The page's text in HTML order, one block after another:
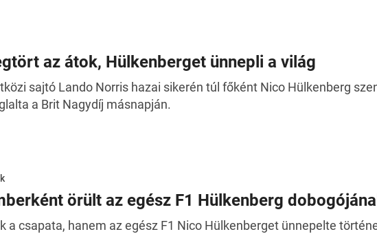
az átok, Hülkenberget ünnepli a világ
sajtó Lando Norris hazai sikerén túl főként Nico Hülkenberg
a Brit Nagydíj másnapján.
örült az egész F1 Hülkenberg
a csapata, hanem az egész F1 Nico Hülkenberget ünnepelte